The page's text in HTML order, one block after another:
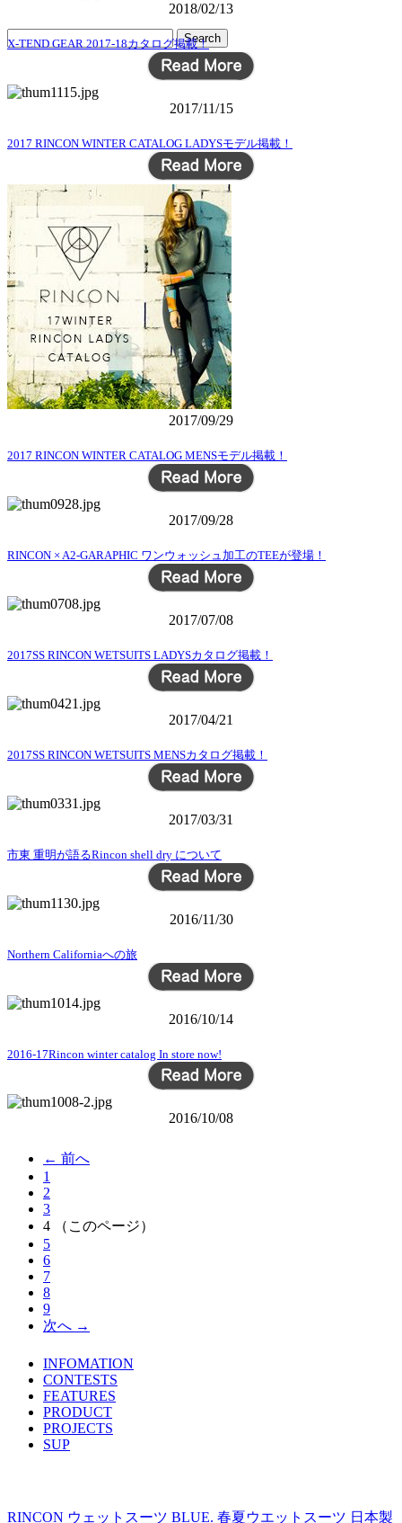
2018/02/13
X-TEND GEAR 2017-18カタログ掲載！
2017/11/15
2017 RINCON WINTER CATALOG LADYSモデル掲載！
2017/09/29
2017 RINCON WINTER CATALOG MENSモデル掲載！
2017/09/28
RINCON × A2-GARAPHIC ワンウォッシュ加工のTEEが登場！
2017/07/08
2017SS RINCON WETSUITS LADYSカタログ掲載！
2017/04/21
2017SS RINCON WETSUITS MENSカタログ掲載！
2017/03/31
市東 重明が語るRincon shell dry について
2016/11/30
Northern Californiaへの旅
2016/10/14
2016-17Rincon winter catalog In store now!
2016/10/08
← 前へ
1
2
3
4
（このページ）
5
6
7
8
9
次へ →
TOPICS LISTINFOMATION
CONTESTS
FEATURES
PRODUCT
PROJECTS
SUP
RINCON ウェットスーツ BLUE. 春夏ウエットスーツ 日本製